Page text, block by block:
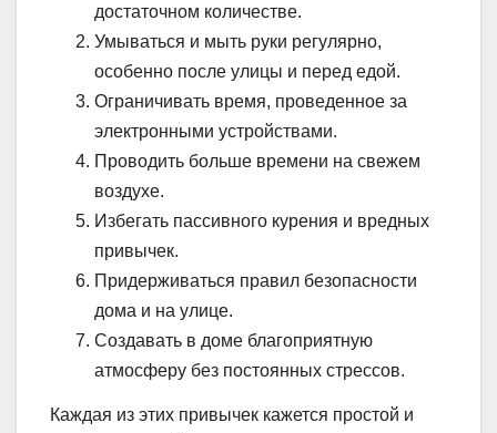
достаточном количестве.
Умываться и мыть руки регулярно,
особенно после улицы и перед едой.
Ограничивать время, проведенное за
электронными устройствами.
Проводить больше времени на свежем
воздухе.
Избегать пассивного курения и вредных
привычек.
Придерживаться правил безопасности
дома и на улице.
Создавать в доме благоприятную
атмосферу без постоянных стрессов.
Каждая из этих привычек кажется простой и